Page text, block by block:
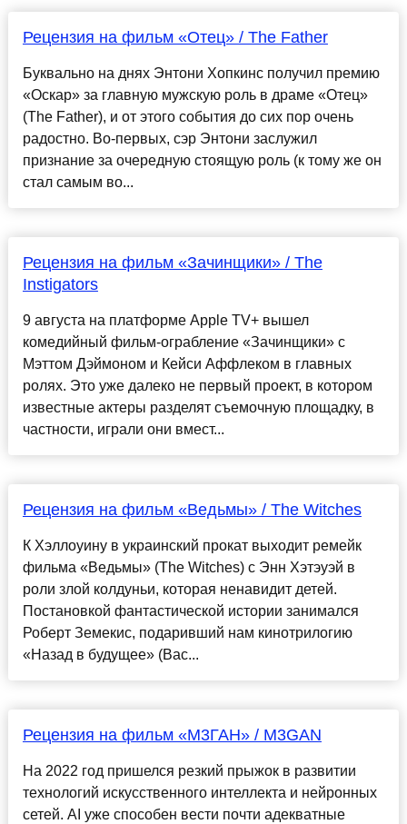
Рецензия на фильм «Отец» / The Father
Буквально на днях Энтони Хопкинс получил премию
«Оскар» за главную мужскую роль в драме «Отец»
(The Father), и от этого события до сих пор очень
радостно. Во-первых, сэр Энтони заслужил
признание за очередную стоящую роль (к тому же он
стал самым во...
Рецензия на фильм «Зачинщики» / The
Instigators
9 августа на платформе Apple TV+ вышел
комедийный фильм-ограбление «Зачинщики» с
Мэттом Дэймоном и Кейси Аффлеком в главных
ролях. Это уже далеко не первый проект, в котором
известные актеры разделят съемочную площадку, в
частности, играли они вмест...
Рецензия на фильм «Ведьмы» / The Witches
К Хэллоуину в украинский прокат выходит ремейк
фильма «Ведьмы» (The Witches) с Энн Хэтэуэй в
роли злой колдуньи, которая ненавидит детей.
Постановкой фантастической истории занимался
Роберт Земекис, подаривший нам кинотрилогию
«Назад в будущее» (Bac...
Рецензия на фильм «М3ГАН» / M3GAN
На 2022 год пришелся резкий прыжок в развитии
технологий искусственного интеллекта и нейронных
сетей. AI уже способен вести почти адекватные